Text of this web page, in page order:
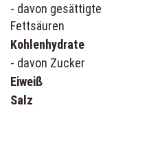
- davon gesättigte
Fettsäuren
Kohlenhydrate
- davon Zucker
Eiweiß
Salz